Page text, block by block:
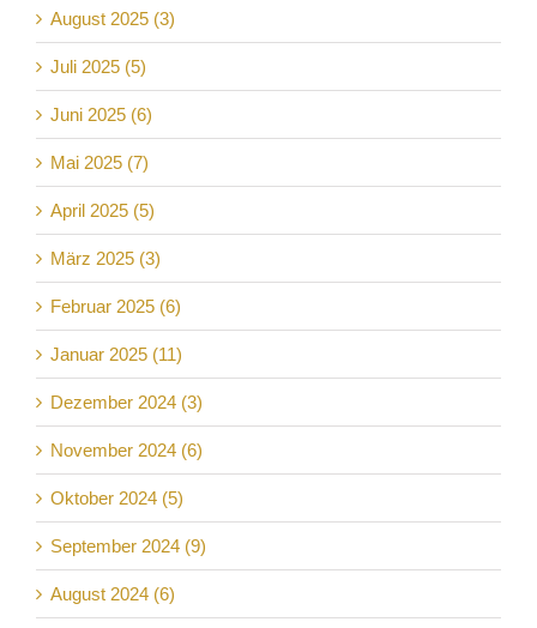
August 2025 (3)
Juli 2025 (5)
Juni 2025 (6)
Mai 2025 (7)
April 2025 (5)
März 2025 (3)
Februar 2025 (6)
Januar 2025 (11)
Dezember 2024 (3)
November 2024 (6)
Oktober 2024 (5)
September 2024 (9)
August 2024 (6)